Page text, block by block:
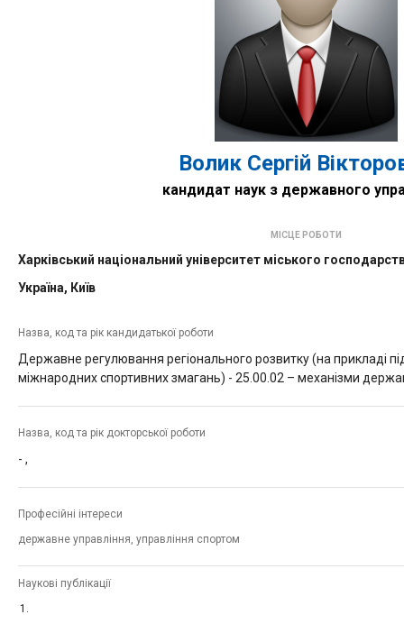
Волик Сергій
кандидат наук з державного
МІСЦЕ РОБОТИ
Харківський національний університет міського
Україна, Київ
Назва, код та рік кандидатької роботи
Державне регулювання регіонального розвитку (на прикладі
міжнародних спортивних змагань) - 25.00.02 – механізми
Назва, код та рік докторської роботи
- ,
Професійні інтереси
державне управління, управління спортом
Наукові публікації